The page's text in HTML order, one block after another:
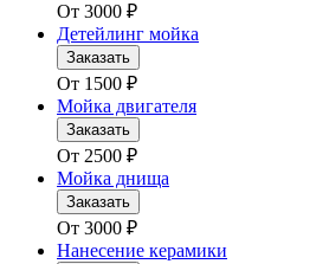
От 3000 ₽
Детейлинг мойка
Заказать
От 1500 ₽
Мойка двигателя
Заказать
От 2500 ₽
Мойка днища
Заказать
От 3000 ₽
Нанесение керамики